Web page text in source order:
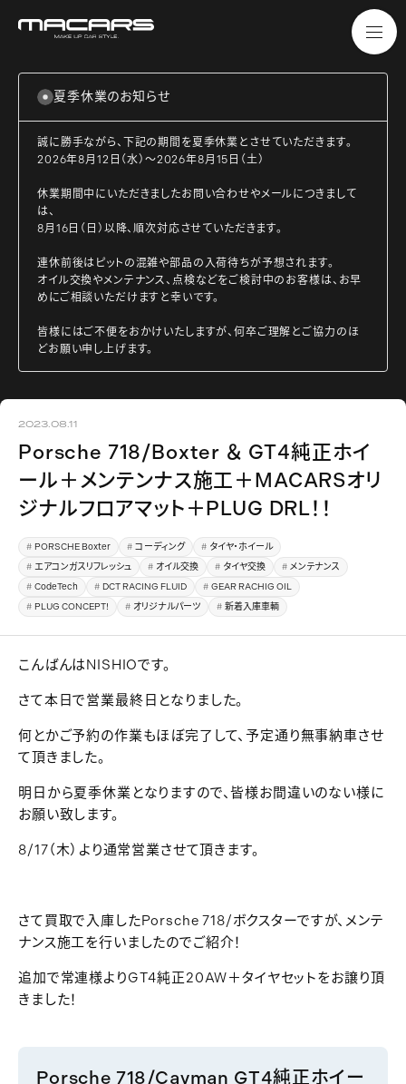
夏季休業のお知らせ
誠に勝手ながら、下記の期間を夏季休業とさせていただきます。
2026年8月12日（水）～2026年8月15日（土）
休業期間中にいただきましたお問い合わせやメールにつきまして
は、
8月16日（日）以降、順次対応させていただきます。
連休前後はピットの混雑や部品の入荷待ちが予想されます。
オイル交換やメンテナンス、点検などをご検討中のお客様は、お早
めにご相談いただけますと幸いです。
皆様にはご不便をおかけいたしますが、何卒ご理解とご協力のほ
どお願い申し上げます。
2023.08.11
Porsche 718/Boxter ＆ GT4純正ホイ
ール＋メンテンナス施工＋MACARSオリ
ジナルフロアマット＋PLUG DRL！！
PORSCHE Boxter コーディング
タイヤ・ホイール
エアコンガスリフレッシュ
オイル交換 タイヤ交換
メンテナンス
CodeTech
DCT RACING FLUID
GEAR RACHIG OIL
PLUG CONCEPT!
オリジナルパーツ 新着入庫車輌
こんばんはNISHIOです。
さて本日で営業最終日となりました。
何とかご予約の作業もほぼ完了して、予定通り無事納車させ
て頂きました。
明日から夏季休業となりますので、皆様お間違いのない様に
お願い致します。
8/17（木）より通常営業させて頂きます。
さて買取で入庫したPorsche 718/ボクスターですが、メンテ
ナンス施工を行いましたのでご紹介！
追加で常連様よりGT4純正20AW＋タイヤセットをお譲り頂
きました！
Porsche 718/Cayman GT4純正ホイー